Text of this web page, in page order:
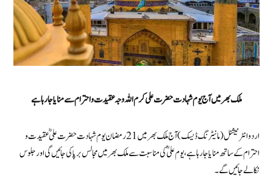
ملک بھر میں آج یوم شہادت حضرت علی کرم اللہ وجہ عقیدت و احترام سے منایا جا رہا ہے
اردو انٹرنیشنل (مانیٹرنگ ڈیسک) آج ملک بھر میں 21 رمضان یوم شہادت حضرت علیؓ عقیدت و
احترام کے ساتھ منایا جا رہا ہے، یوم علیؓ کی مناسبت سے ملک بھر میں مجالس برپا کی جائیں گی اور جلوس
نکالے جائیں گے۔